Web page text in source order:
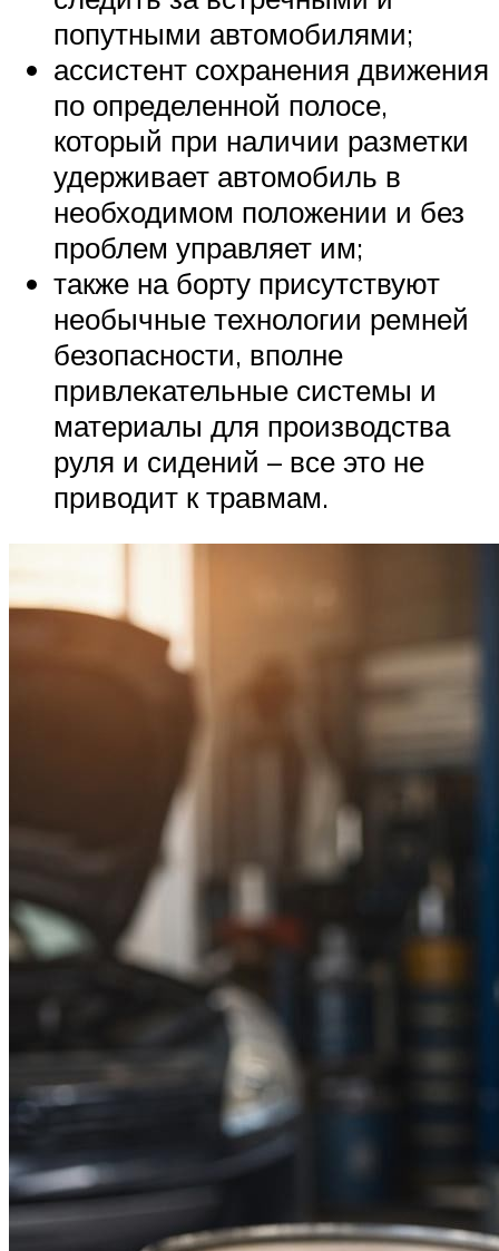
попутными автомобилями;
ассистент сохранения движения
по определенной полосе,
который при наличии разметки
удерживает автомобиль в
необходимом положении и без
проблем управляет им;
также на борту присутствуют
необычные технологии ремней
безопасности, вполне
привлекательные системы и
материалы для производства
руля и сидений – все это не
приводит к травмам.